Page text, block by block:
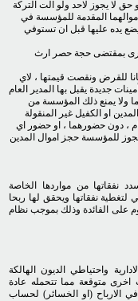
حق لا يجوز لاحد ولو آلت التركة
المقدمة للمؤسسة في
يده عليها قبل ان تستوفي
اخرى بمقتضى حجة حصر ارث
للقرض ونقصت قيمتها ، لاي
جديدة يقبل بها المدير العام
ولا يمنع ذلك المؤسسة من
او الكفيل غير المنقولة
، دون حضورهما ، او حضور اي
للمؤسسة حجز اموال المدين
نفقاتها من مواردها الخاصة
نفقاتها ويحقق لها ربحا
على الفائدة وذلك بموجب نظام
واحتياطي الديون الهالكة
اخرى متوقعة مما تتحمله عادة
الارباح (او الخسائر) لحساب